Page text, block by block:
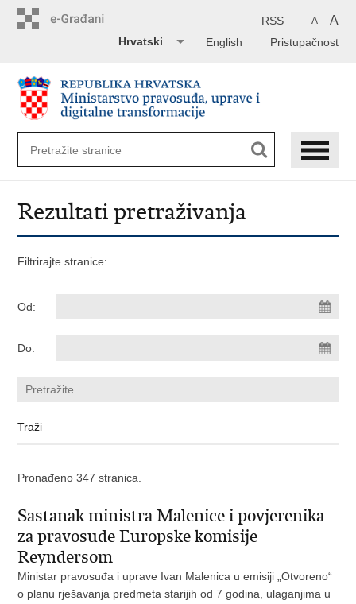
A A
RSS
Pristupačnost
English
Hrvatski
Rezultati pretraživanja
Filtrirajte stranice:
Od:
Do:
Pronađeno 347 stranica.
Sastanak ministra Malenice i povjerenika
za pravosuđe Europske komisije
Reyndersom
Ministar pravosuđa i uprave Ivan Malenica u emisiji „Otvoreno“
o planu rješavanja predmeta starijih od 7 godina, ulaganjima u